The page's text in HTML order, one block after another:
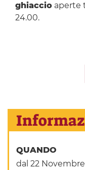
ghiaccioaperte
24.00.
QUANDO
dal 22